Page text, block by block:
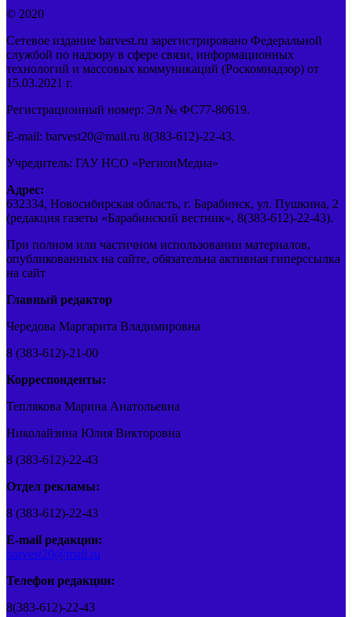
© 2020
Сетевое издание barvest.ru зарегистрировано Федеральной
службой по надзору в сфере связи, информационных
технологий и массовых коммуникаций (Роскомнадзор) от
15.03.2021 г.
Регистрационный номер: Эл № ФС77-80619.
E-mail: barvest20@mail.ru 8(383-612)-22-43.
Учредитель: ГАУ НСО «РегионМедиа»
Адрес:
632334, Новосибирская область, г. Барабинск, ул. Пушкина, 2
(редакция газеты «Барабинский вестник», 8(383-612)-22-43).
При полном или частичном использовании материалов,
опубликованных на сайте, обязательна активная гиперссылка
на сайт
Главный редактор
Чередова Маргарита Владимировна
8 (383-612)-21-00
Корреспонденты:
Теплякова Марина Анатольевна
Николайзина Юлия Викторовна
8 (383-612)-22-43
Отдел рекламы:
8 (383-612)-22-43
E-mail редакции:
barvest20@mail.ru
Телефон редакции:
8(383-612)-22-43